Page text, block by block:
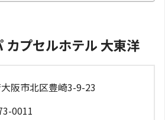
カプセルホテル 大東洋
阪市北区豊崎3-9-23
0011